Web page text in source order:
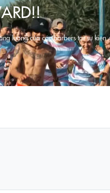
lượng của các barbers tại sự